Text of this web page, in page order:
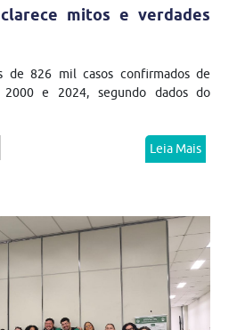
mitos e verdades
de 826 mil casos confirmados de
e 2024, segundo dados do
Leia Mais